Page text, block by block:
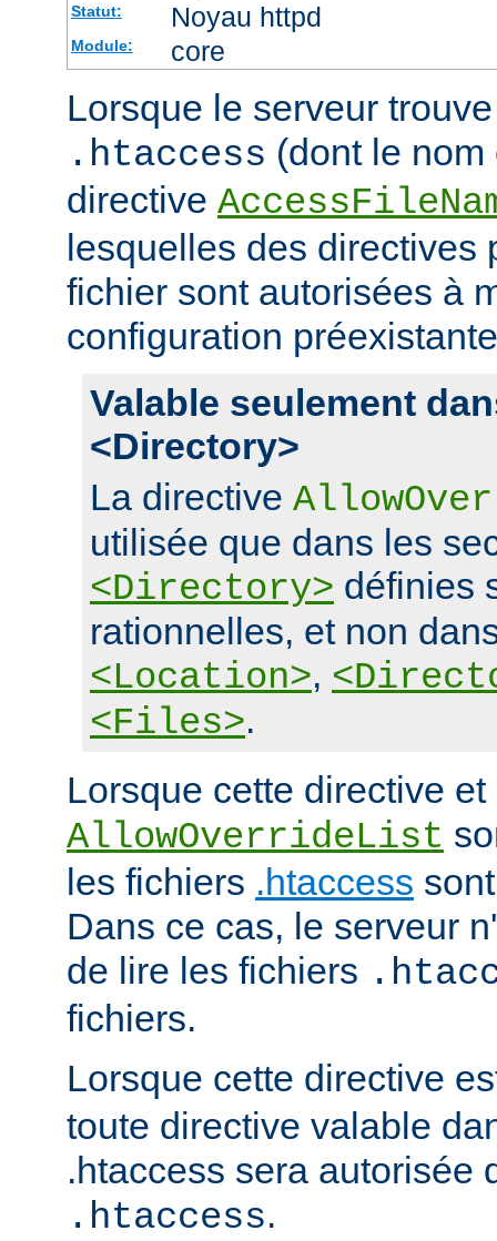
Statut: Noyau httpd
Module: core
Lorsque le serveur
.htaccess (dont le
directive
lesquelles des directives
fichier sont autorisées à
configuration
Valable seulement
<Directory>
La directive
utilisée que dans les
<Directory> définies
rationnelles, et non
<Location>,
<Files>.
Lorsque cette directive
AllowOverrideList
les fichiers .htaccess
Dans ce cas, le serveur
de lire les fichiers
fichiers.
Lorsque cette directive
toute directive valable
.htaccess sera autorisée
.htaccess.